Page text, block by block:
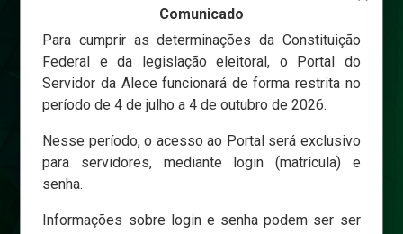
Senha
Comunicado
Para cumprir as determinações da Constituição
Federal e da legislação eleitoral, o Portal do
Servidor da Alece funcionará de forma restrita no
período de 4 de julho a 4 de outubro de 2026.
Nesse período, o acesso ao Portal será exclusivo
para servidores, mediante login (matrícula) e
senha.
Informações sobre login e senha podem ser ser